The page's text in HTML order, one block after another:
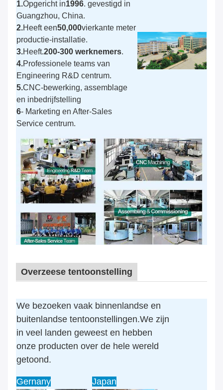
1.Opgericht in1996. gevestigd in
Guangzhou, China.
2.Heeft een50,000vierkante meter
productie-installatie.
3.Heeft.200-300 werknemers.
4.Professionele teams van
Engineering R&D centrum.
5.CNC-bewerking, assemblage
en inbedrijfstelling
6- Marketing en After-Sales
Service centrum.
Overzeese tentoonstelling
We bezoeken vaak binnenlandse en
buitenlandse tentoonstellingen.We zijn
in veel landen geweest en hebben
onze producten over de hele wereld
getoond.
Gernany Japan